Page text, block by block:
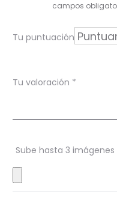
r
i
o
e
s
campos
Tu puntuación
Tu valoración *
Sube hasta 3